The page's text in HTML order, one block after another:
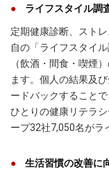
ライフスタイル調
定期健康診断、スト
自の「ライフスタイ
（飲酒・間食・喫煙
ます。個人の結果及
ードバックすること
ひとりの健康リテラ
ープ32社7,050名がラ
生活習慣の改善に